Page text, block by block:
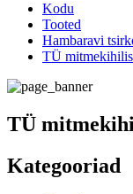
Kodu
Tooted
Hambaravi
TÜ
TÜ
Kategooriad